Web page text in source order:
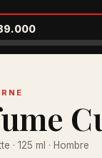
· 125 ml · Hombre